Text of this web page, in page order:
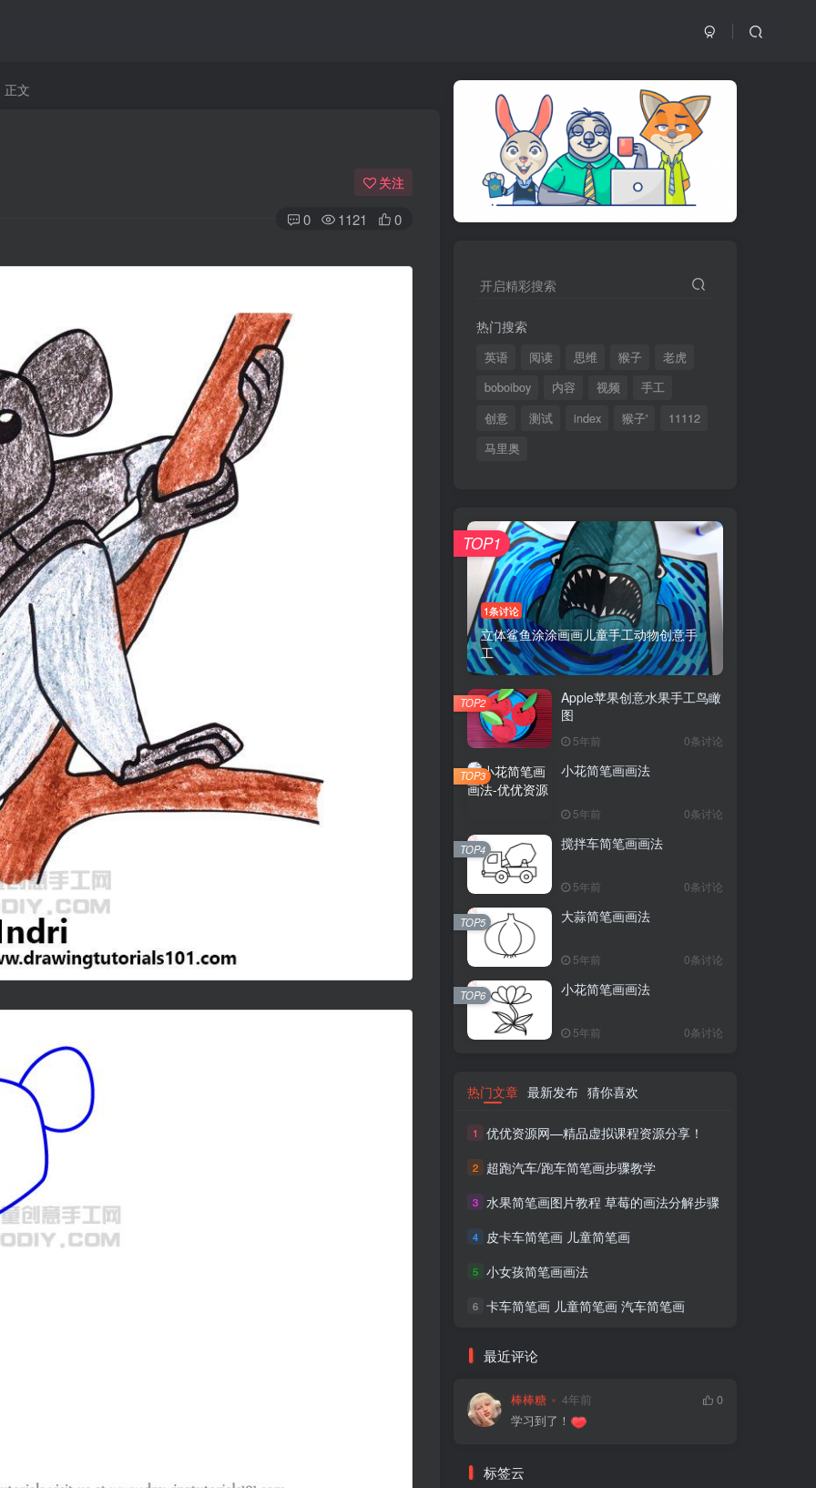
正文
关注
0 1121 0
开启精彩搜索
热门搜索
英语 阅读 思维 猴子
老虎
boboiboy
内容 视频
手工
创意
测试 index 猴子'
11112
马里奥
1条讨论
立体鲨鱼涂涂画画儿童手工动物创意手
工
TOP1
Apple苹果创意水果手工鸟瞰
图
5年前 0条讨论
TOP2
小花简笔画画法
5年前 0条讨论
TOP3
搅拌车简笔画画法
5年前 0条讨论
TOP4
大蒜简笔画画法
5年前 0条讨论
TOP5
小花简笔画画法
5年前 0条讨论
TOP6
热门文章 最新发布 猜你喜欢
1 优优资源网—精品虚拟课程资源分享！
2 超跑汽车/跑车简笔画步骤教学
3 水果简笔画图片教程 草莓的画法分解步骤
4 皮卡车简笔画 儿童简笔画
5 小女孩简笔画画法
6 卡车简笔画 儿童简笔画 汽车简笔画
最近评论
棒棒糖 4年前
0
学习到了！
标签云